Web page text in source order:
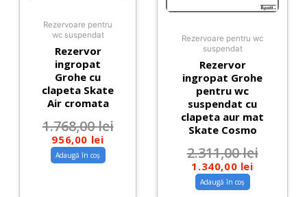
Rezervoare pentru
wc suspendat
Rezervor
ingropat
Grohe cu
clapeta Skate
Air cromata
1.768,00lei
956,00 lei
Adaugă în coș
Rezervoare pentru wc
suspendat
Rezervor
ingropat Grohe
pentru wc
suspendat cu
clapeta aur mat
Skate Cosmo
2.311,00lei
1.340,00 lei
Adaugă în coș